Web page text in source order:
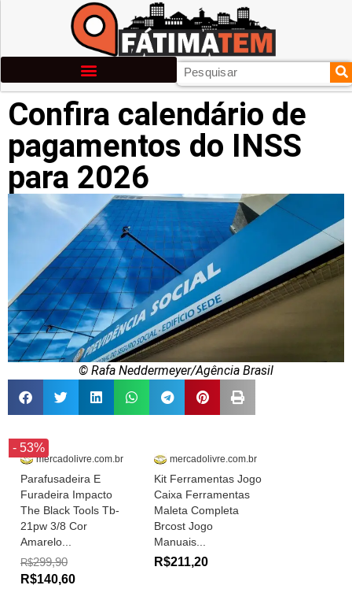
Confira calendário de
pagamentos do INSS
para 2026
© Rafa Neddermeyer/Agência Brasil
- 53%
mercadolivre.com.br
Parafusadeira E
Furadeira Impacto
The Black Tools Tb-
21pw 3/8 Cor
Amarelo...
R$299,90
R$140,60
mercadolivre.com.br
Kit Ferramentas Jogo
Caixa Ferramentas
Maleta Completa
Brcost Jogo
Manuais...
R$211,20